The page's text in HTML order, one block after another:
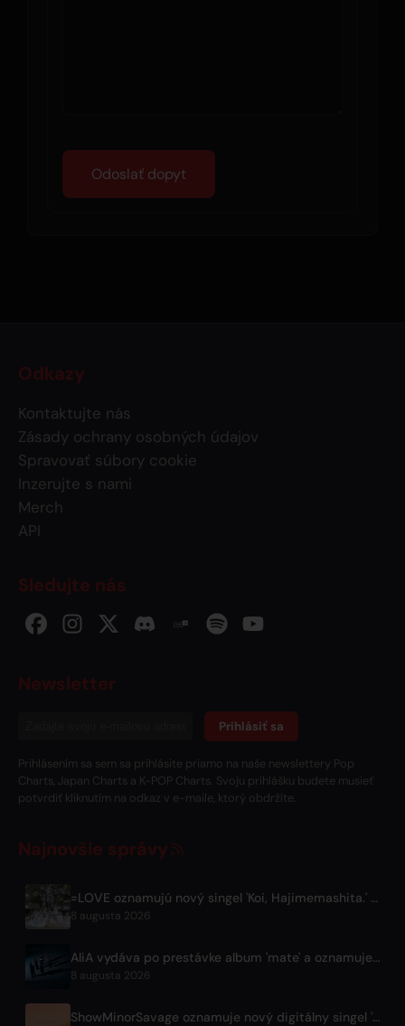
Odoslať dopyt
Odkazy
Kontaktujte nás
Zásady ochrany osobných údajov
Spravovať súbory cookie
Inzerujte s nami
Merch
API
Sledujte nás
Newsletter
Prihlásiť sa
Prihlásením sa sem sa prihlásite priamo na naše newslettery Pop
Charts, Japan Charts a K-POP Charts. Svoju prihlášku budete musieť
potvrdiť kliknutím na odkaz v e-maile, ktorý obdržíte.
Najnovšie správy
=LOVE oznamujú nový singel 'Koi, Hajimemashita.' a koncerty v Tokyo Dome
8 augusta 2026
AliA vydáva po prestávke album 'mate' a oznamuje koncert v Tokiu
8 augusta 2026
ShowMinorSavage oznamuje nový digitálny singel 'Gradation'